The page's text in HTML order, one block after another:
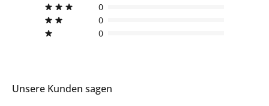
0
0
0
Unsere Kunden sagen